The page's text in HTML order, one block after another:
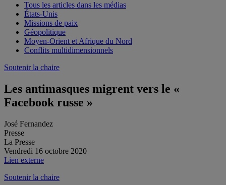
Tous les articles dans les médias
États-Unis
Missions de paix
Géopolitique
Moyen-Orient et Afrique du Nord
Conflits multidimensionnels
Soutenir la chaire
Les antimasques migrent vers le «
Facebook russe »
José Fernandez
Presse
La Presse
Vendredi 16 octobre 2020
Lien externe
Soutenir la chaire